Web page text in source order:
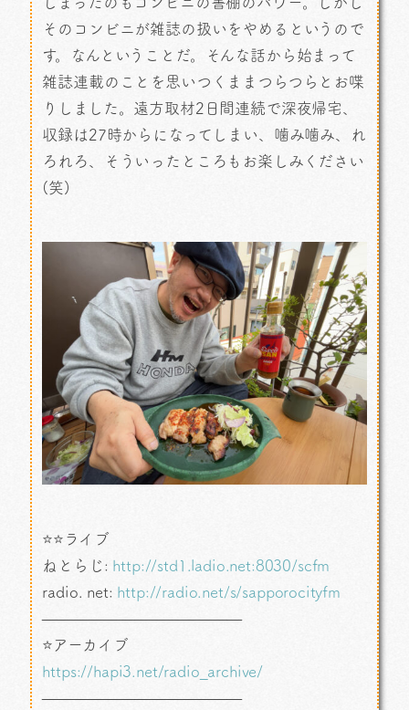
そのコンビニが雑誌の扱いをやめるというので
す。なんということだ。そんな話から始まって
雑誌連載のことを思いつくままつらつらとお喋
りしました。遠方取材2日間連続で深夜帰宅、
収録は27時からになってしまい、噛み噛み、れ
ろれろ、そういったところもお楽しみください
(笑)
⭐⭐ライブ
ねとらじ: http://std1.ladio.net:8030/scfm
radio. net: http://radio.net/s/sapporocityfm
—————————————
⭐アーカイブ
https://hapi3.net/radio_archive/
—————————————